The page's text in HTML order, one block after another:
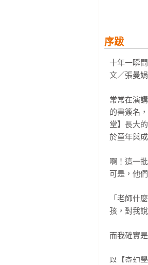
◎本書特色
特色1  由
特色2  規
讀。
特色4  每
個以上的
《野蠻遊
唐三藏師
怪，使出
《尋獸記》
一個在推
消失的爸
《我是光芒
序跋
十年一瞬間
文／張曼娟
常常在演
的書簽名
堂】長大
於童年與
啊！這一
可是，他
「老師什
孩，對我
而我確實
以【奇幻